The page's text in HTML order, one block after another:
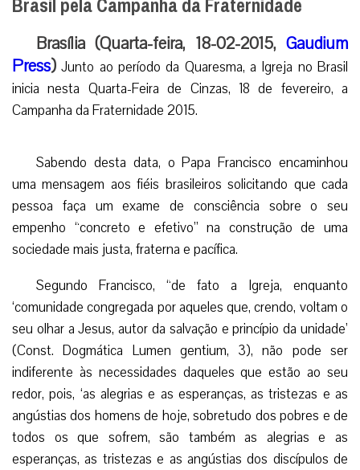
Brasília (Quarta-feira, 18-02-2015, Gaudium
Press) Junto ao período da Quaresma, a Igreja no Brasil
inicia nesta Quarta-Feira de Cinzas, 18 de fevereiro, a
Campanha da Fraternidade 2015.
Sabendo desta data, o Papa Francisco encaminhou
uma mensagem aos fiéis brasileiros solicitando que cada
pessoa faça um exame de consciência sobre o seu
empenho “concreto e efetivo” na construção de uma
sociedade mais justa, fraterna e pacífica.
Segundo Francisco, “de fato a Igreja, enquanto
‘comunidade congregada por aqueles que, crendo, voltam o
seu olhar a Jesus, autor da salvação e princípio da unidade’
(Const. Dogmática Lumen gentium, 3), não pode ser
indiferente às necessidades daqueles que estão ao seu
redor, pois, ‘as alegrias e as esperanças, as tristezas e as
angústias dos homens de hoje, sobretudo dos pobres e de
todos os que sofrem, são também as alegrias e as
esperanças, as tristezas e as angústias dos discípulos de